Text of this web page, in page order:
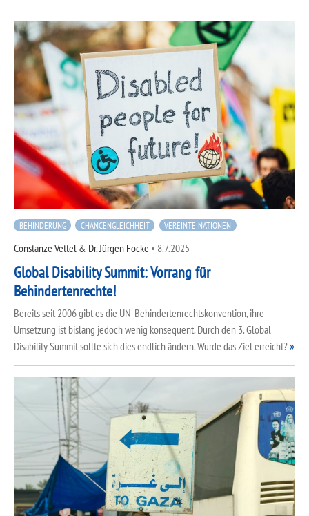
BEHINDERUNG CHANCENGLEICHHEIT VEREINTE NATIONEN
Constanze Vettel & Dr. Jürgen Focke • 8.7.2025
Global Disability Summit: Vorrang für
Behindertenrechte!
Bereits seit 2006 gibt es die UN-Behindertenrechtskonvention, ihre
Umsetzung ist bislang jedoch wenig konsequent. Durch den 3. Global
Disability Summit sollte sich dies endlich ändern. Wurde das Ziel erreicht?